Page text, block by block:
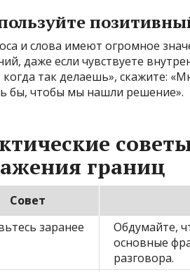
и слова имеют огромное
даже если чувствуете
так делаешь», скажите:
бы, чтобы мы нашли решение».
границ
Совет
заранее
Обдумайте,
основные
разговора.